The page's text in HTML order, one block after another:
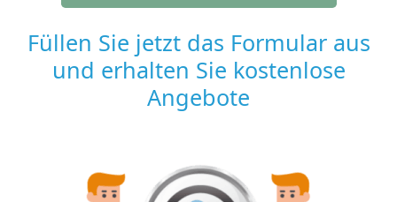
Füllen Sie jetzt das Formular aus
und erhalten Sie kostenlose
Angebote